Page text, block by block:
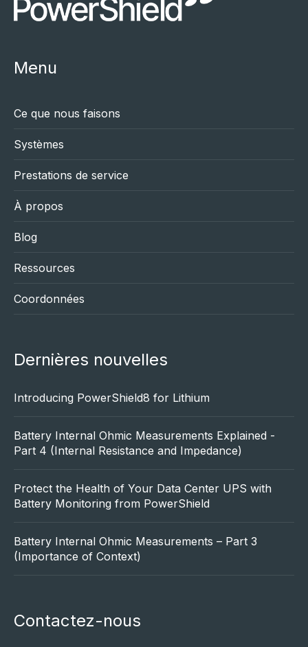
Menu
Ce que nous faisons
Systèmes
Prestations de service
À propos
Blog
Ressources
Coordonnées
Dernières nouvelles
Introducing PowerShield8 for Lithium
Battery Internal Ohmic Measurements Explained -
Part 4 (Internal Resistance and Impedance)
Protect the Health of Your Data Center UPS with
Battery Monitoring from PowerShield
Battery Internal Ohmic Measurements – Part 3
(Importance of Context)
Contactez-nous